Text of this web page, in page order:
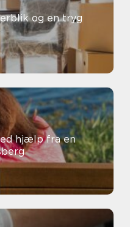
og en tryg
hjælp fra en